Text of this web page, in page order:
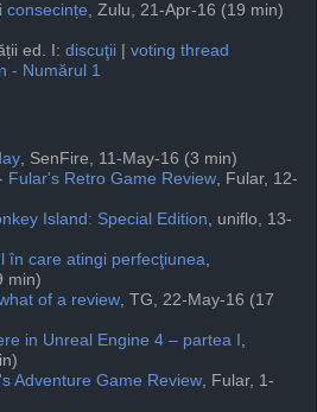
consecințe, Zulu, 21-Apr-16 (19 min)
ed. I: discuţii
voting thread
- Numărul 1
, SenFire, 11-May-16 (3 min)
Fular's Retro Game Review, Fular, 12-
Island: Special Edition, uniflo, 13-
în care atingi perfecţiunea,
min)
of a review, TG, 22-May-16 (17
in Unreal Engine 4 – partea I ,
Adventure Game Review, Fular, 1-